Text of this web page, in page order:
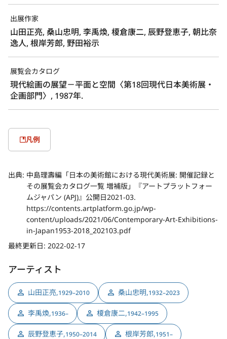
出展作家
山田正亮, 桑山忠明, 李禹煥, 榎倉康二, 辰野登恵子, 朝比奈
逸人, 根岸芳郎, 野田裕示
展覧会カタログ
現代絵画の展望－平面と空間〈第18回現代日本美術展・
企画部門〉, 1987年.
凡例
出典: 中島理壽編「日本の美術館における現代美術展: 開催記録と
その展覧会カタログ一覧 増補版」『アートプラットフォー
ムジャパン (APJ)』公開日2021-03.
https://contents.artplatform.go.jp/wp-
content/uploads/2021/06/Contemporary-Art-Exhibitions-
in-Japan1953-2018_202103.pdf
最終更新日: 2022-02-17
アーティスト
山田正亮,1929–2010 桑山忠明,1932–2023
李禹煥,1936– 榎倉康二,1942–1995
辰野登恵子,1950–2014 根岸芳郎,1951–